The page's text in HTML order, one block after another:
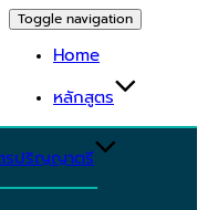
Toggle navigation
Home
หลักสูตร
รปริญญาตรี